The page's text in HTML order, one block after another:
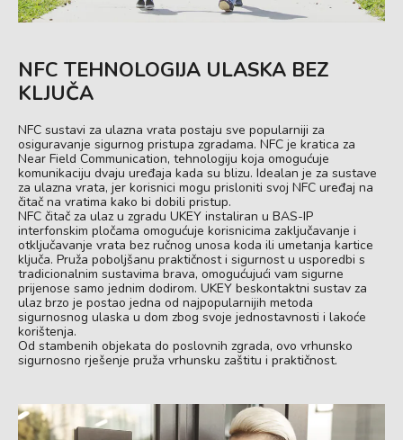
NFC TEHNOLOGIJA ULASKA BEZ
KLJUČA
NFC sustavi za ulazna vrata postaju sve popularniji za
osiguravanje sigurnog pristupa zgradama. NFC je kratica za
Near Field Communication, tehnologiju koja omogućuje
komunikaciju dvaju uređaja kada su blizu. Idealan je za sustave
za ulazna vrata, jer korisnici mogu prisloniti svoj NFC uređaj na
čitač na vratima kako bi dobili pristup.
NFC čitač za ulaz u zgradu UKEY instaliran u BAS-IP
interfonskim pločama omogućuje korisnicima zaključavanje i
otključavanje vrata bez ručnog unosa koda ili umetanja kartice
ključa. Pruža poboljšanu praktičnost i sigurnost u usporedbi s
tradicionalnim sustavima brava, omogućujući vam sigurne
prijenose samo jednim dodirom. UKEY beskontaktni sustav za
ulaz brzo je postao jedna od najpopularnijih metoda
sigurnosnog ulaska u dom zbog svoje jednostavnosti i lakoće
korištenja.
Od stambenih objekata do poslovnih zgrada, ovo vrhunsko
sigurnosno rješenje pruža vrhunsku zaštitu i praktičnost.